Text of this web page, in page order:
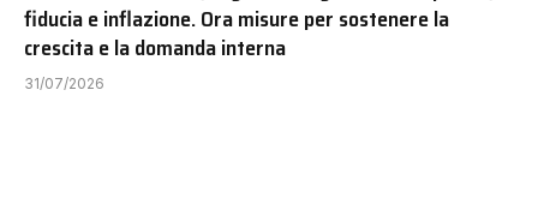
fiducia e inflazione. Ora misure per sostenere la
crescita e la domanda interna
31/07/2026